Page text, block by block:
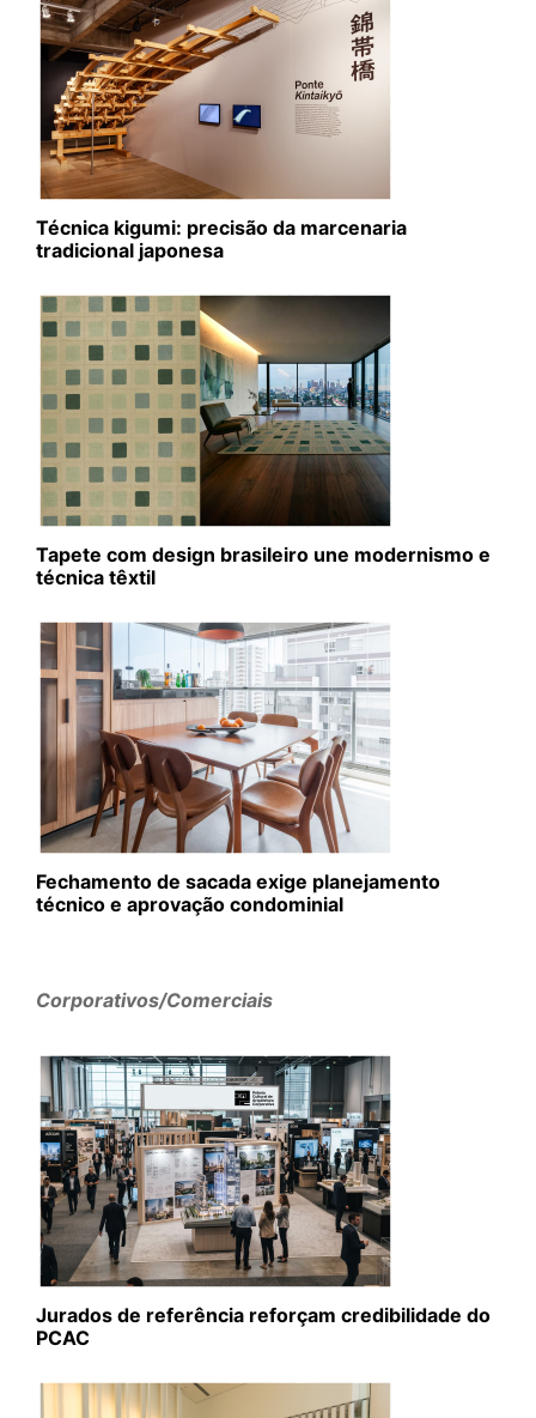
Técnica kigumi: precisão da marcenaria
tradicional japonesa
Tapete com design brasileiro une modernismo e
técnica têxtil
Fechamento de sacada exige planejamento
técnico e aprovação condominial
Corporativos/Comerciais
Jurados de referência reforçam credibilidade do
PCAC